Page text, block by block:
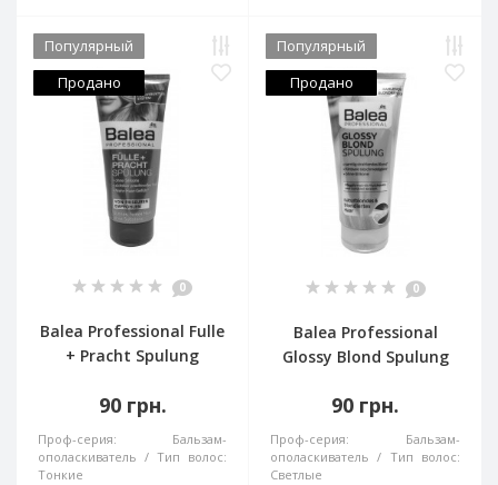
Популярный
Продано
0
Balea Professional Fulle
+ Pracht Spulung
90 грн.
Проф-серия:
Бальзам-
ополаскиватель
Тип волос:
Тонкие
Популярный
Продано
0
Balea Professional
Glossy Blond Spulung
90 грн.
Проф-серия:
Бальзам-
ополаскиватель
Тип волос:
Светлые